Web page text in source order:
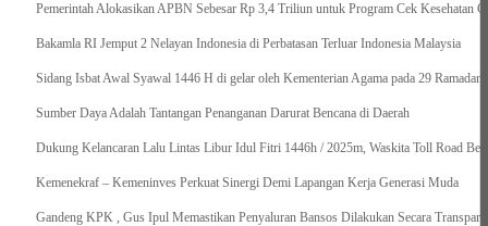
Pemerintah Alokasikan APBN Sebesar Rp 3,4 Triliun untuk Program Cek Kesehatan
Bakamla RI Jemput 2 Nelayan Indonesia di Perbatasan Terluar Indonesia Malaysia
Sidang Isbat Awal Syawal 1446 H di gelar oleh Kementerian Agama pada 29 Ramadan
Sumber Daya Adalah Tantangan Penanganan Darurat Bencana di Daerah
Dukung Kelancaran Lalu Lintas Libur Idul Fitri 1446h / 2025m, Waskita Toll Road
Kemenekraf – Kemeninves Perkuat Sinergi Demi Lapangan Kerja Generasi Muda
Gandeng KPK , Gus Ipul Memastikan Penyaluran Bansos Dilakukan Secara Transparan